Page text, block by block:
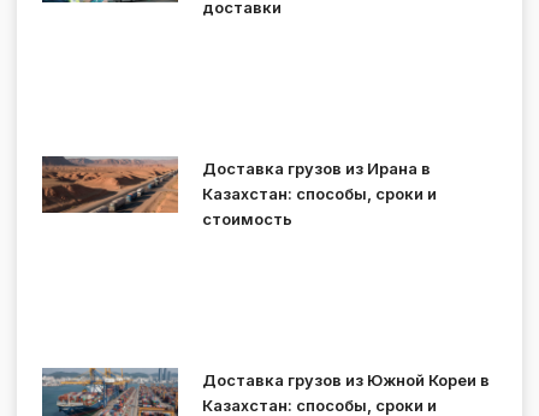
доставки
Доставка грузов из Ирана в
Казахстан: способы, сроки и
стоимость
Доставка грузов из Южной Кореи в
Казахстан: способы, сроки и